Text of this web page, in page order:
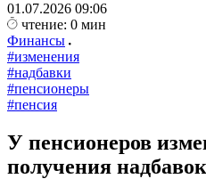
01.07.2026 09:06
чтение: 0 мин
Финансы
#изменения
#надбавки
#пенсионеры
#пенсия
У пенсионеров
получения надбавок